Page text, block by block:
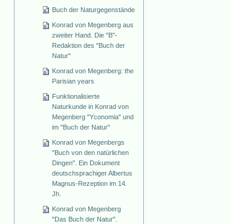
Buch der Naturgegenstände
Konrad von Megenberg aus
zweiter Hand. Die "B"-
Redaktion des "Buch der
Natur"
Konrad von Megenberg: the
Parisian years
Funktionalisierte
Naturkunde in Konrad von
Megenberg "Yconomia" und
im "Buch der Natur"
Konrad von Megenbergs
"Buch von den natürlichen
Dingen". Ein Dokument
deutschsprachiger Albertus
Magnus-Rezeption im 14.
Jh.
Konrad von Megenberg
"Das Buch der Natur".